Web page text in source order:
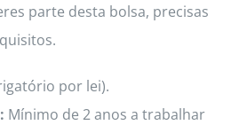
parte desta bolsa, precisas
por lei).
Mínimo de 2 anos a trabalhar